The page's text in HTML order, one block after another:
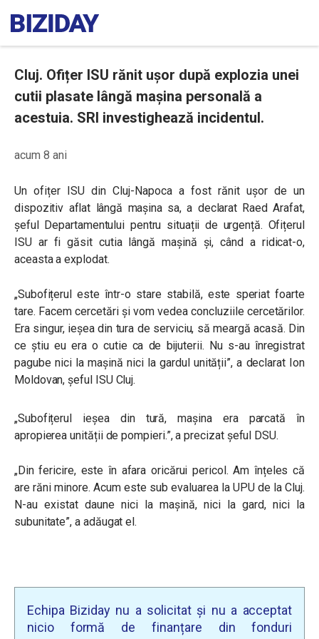
Cluj. Ofițer ISU rănit ușor după explozia unei
cutii plasate lângă mașina personală a
acestuia. SRI investighează incidentul.
acum 8 ani
Un ofițer ISU din Cluj-Napoca a fost rănit ușor de un
dispozitiv aflat lângă mașina sa, a declarat Raed Arafat,
șeful Departamentului pentru situații de urgență. Ofițerul
ISU ar fi găsit cutia lângă mașină și, când a ridicat-o,
aceasta a explodat.
„Subofițerul este într-o stare stabilă, este speriat foarte
tare. Facem cercetări și vom vedea concluziile cercetărilor.
Era singur, ieșea din tura de serviciu, să meargă acasă. Din
ce știu eu era o cutie ca de bijuterii. Nu s-au înregistrat
pagube nici la mașină nici la gardul unității”, a declarat Ion
Moldovan, șeful ISU Cluj.
„Subofițerul ieșea din tură, mașina era parcată în
apropierea unității de pompieri.”, a precizat șeful DSU.
„Din fericire, este în afara oricărui pericol. Am înțeles că
are răni minore. Acum este sub evaluarea la UPU de la Cluj.
N-au existat daune nici la mașină, nici la gard, nici la
subunitate”, a adăugat el.
Echipa Biziday nu a solicitat și nu a acceptat
nicio formă de finanțare din fonduri